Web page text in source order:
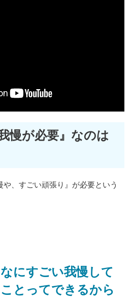
慢が必要』なのは
や、すごい頑張り』が必要という
にすごい我慢して
とってできるから